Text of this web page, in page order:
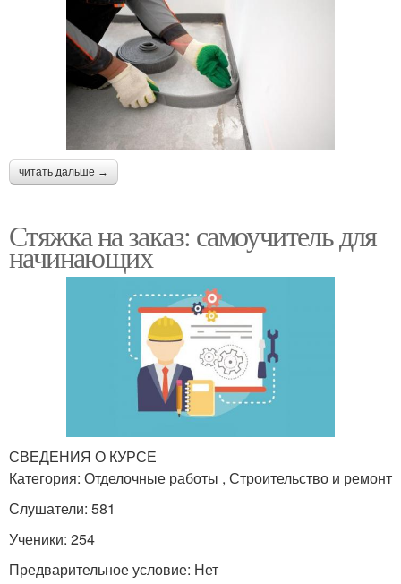
читать дальше →
Стяжка на заказ: самоучитель для
начинающих
СВЕДЕНИЯ О КУРСЕ
Категория: Отделочные работы , Строительство и ремонт
Слушатели: 581
Ученики: 254
Предварительное условие: Нет